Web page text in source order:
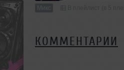
Микс
КОММЕНТАРИИ